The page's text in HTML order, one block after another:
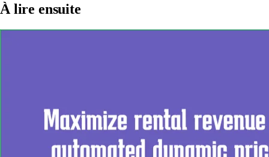
À lire ensuite